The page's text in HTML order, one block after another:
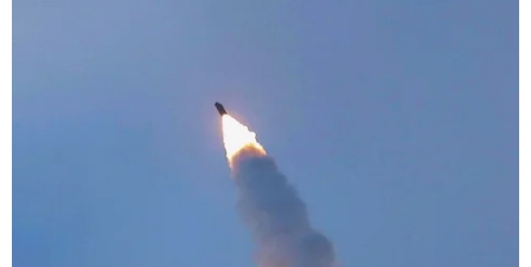
Sôi nổi Lễ ra quân Ngày hội Thầy thuốc trẻ
làm theo lời Bác năm 2023
Đây là năm thứ 13 liên tiếp ngày hội được tổ chức nhằm